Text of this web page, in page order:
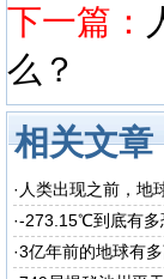
下一篇：
么？
相关文章
· 人类出现之前，地
·-273.15℃到底有多
·3亿年前的地球有